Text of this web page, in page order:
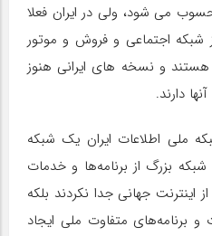
می شود، ولی در ایران فعلا
شبکه اجتماعی و فروش و موتور
و نسخه های ایرانی هنوز
دارند.
ملی اطلاعات ایران یک شبکه
بزرگ از برنامه‌ها و خدمات
جهانی جدا نکردند بلکه
برنامه‌های متفاوت ملی ایجاد